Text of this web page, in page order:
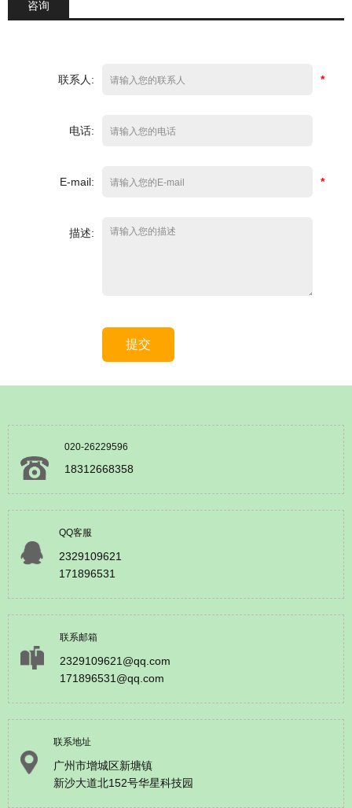
咨询
*
联系人:
电话:
*
E-mail:
描述:
提交
020-26229596
18312668358
QQ客服
2329109621
171896531
联系邮箱
2329109621@qq.com
171896531@qq.com
联系地址
广州市增城区新塘镇
新沙大道北152号华星科技园